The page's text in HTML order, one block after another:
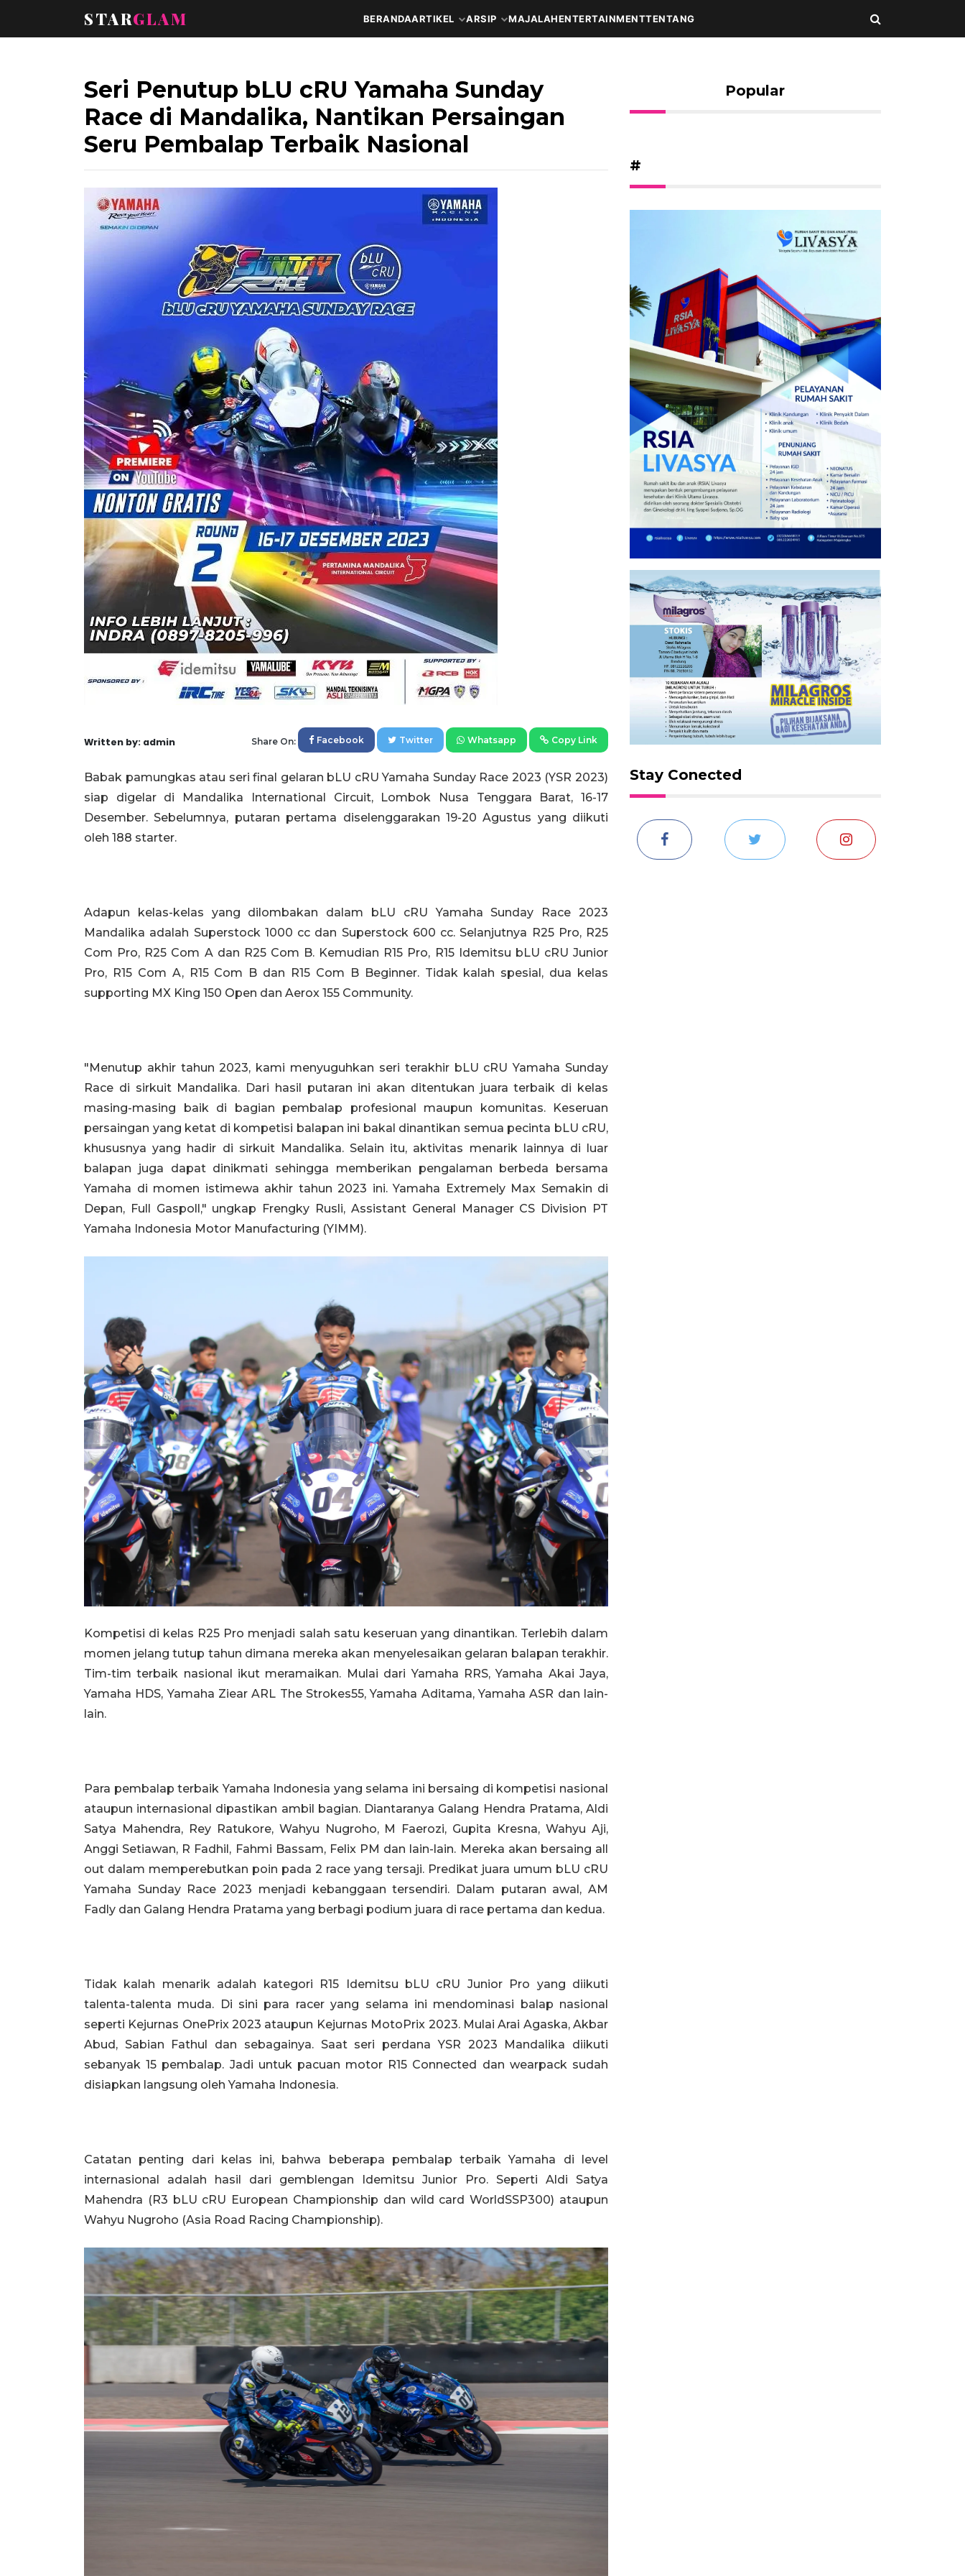
STARGLAM BERANDAARTIKEL ARSIP MAJALAHENTERTAINMENTTENTANG
Seri Penutup bLU cRU Yamaha Sunday
Race di Mandalika, Nantikan Persaingan
Seru Pembalap Terbaik Nasional
Written by: admin Share On: Facebook Twitter Whatsapp Copy Link
Babak pamungkas atau seri final gelaran bLU cRU Yamaha Sunday Race 2023 (YSR 2023)
siap digelar di Mandalika International Circuit, Lombok Nusa Tenggara Barat, 16-17
Desember. Sebelumnya, putaran pertama diselenggarakan 19-20 Agustus yang diikuti
oleh 188 starter.
Adapun kelas-kelas yang dilombakan dalam bLU cRU Yamaha Sunday Race 2023
Mandalika adalah Superstock 1000 cc dan Superstock 600 cc. Selanjutnya R25 Pro, R25
Com Pro, R25 Com A dan R25 Com B. Kemudian R15 Pro, R15 Idemitsu bLU cRU Junior
Pro, R15 Com A, R15 Com B dan R15 Com B Beginner. Tidak kalah spesial, dua kelas
supporting MX King 150 Open dan Aerox 155 Community.
"Menutup akhir tahun 2023, kami menyuguhkan seri terakhir bLU cRU Yamaha Sunday
Race di sirkuit Mandalika. Dari hasil putaran ini akan ditentukan juara terbaik di kelas
masing-masing baik di bagian pembalap profesional maupun komunitas. Keseruan
persaingan yang ketat di kompetisi balapan ini bakal dinantikan semua pecinta bLU cRU,
khususnya yang hadir di sirkuit Mandalika. Selain itu, aktivitas menarik lainnya di luar
balapan juga dapat dinikmati sehingga memberikan pengalaman berbeda bersama
Yamaha di momen istimewa akhir tahun 2023 ini. Yamaha Extremely Max Semakin di
Depan, Full Gaspoll," ungkap Frengky Rusli, Assistant General Manager CS Division PT
Yamaha Indonesia Motor Manufacturing (YIMM).
Kompetisi di kelas R25 Pro menjadi salah satu keseruan yang dinantikan. Terlebih dalam
momen jelang tutup tahun dimana mereka akan menyelesaikan gelaran balapan terakhir.
Tim-tim terbaik nasional ikut meramaikan. Mulai dari Yamaha RRS, Yamaha Akai Jaya,
Yamaha HDS, Yamaha Ziear ARL The Strokes55, Yamaha Aditama, Yamaha ASR dan lain-
lain.
Para pembalap terbaik Yamaha Indonesia yang selama ini bersaing di kompetisi nasional
ataupun internasional dipastikan ambil bagian. Diantaranya Galang Hendra Pratama, Aldi
Satya Mahendra, Rey Ratukore, Wahyu Nugroho, M Faerozi, Gupita Kresna, Wahyu Aji,
Anggi Setiawan, R Fadhil, Fahmi Bassam, Felix PM dan lain-lain. Mereka akan bersaing all
out dalam memperebutkan poin pada 2 race yang tersaji. Predikat juara umum bLU cRU
Yamaha Sunday Race 2023 menjadi kebanggaan tersendiri. Dalam putaran awal, AM
Fadly dan Galang Hendra Pratama yang berbagi podium juara di race pertama dan kedua.
Tidak kalah menarik adalah kategori R15 Idemitsu bLU cRU Junior Pro yang diikuti
talenta-talenta muda. Di sini para racer yang selama ini mendominasi balap nasional
seperti Kejurnas OnePrix 2023 ataupun Kejurnas MotoPrix 2023. Mulai Arai Agaska, Akbar
Abud, Sabian Fathul dan sebagainya. Saat seri perdana YSR 2023 Mandalika diikuti
sebanyak 15 pembalap. Jadi untuk pacuan motor R15 Connected dan wearpack sudah
disiapkan langsung oleh Yamaha Indonesia.
Catatan penting dari kelas ini, bahwa beberapa pembalap terbaik Yamaha di level
internasional adalah hasil dari gemblengan Idemitsu Junior Pro. Seperti Aldi Satya
Mahendra (R3 bLU cRU European Championship dan wild card WorldSSP300) ataupun
Wahyu Nugroho (Asia Road Racing Championship).
Popular
#
Stay Conected